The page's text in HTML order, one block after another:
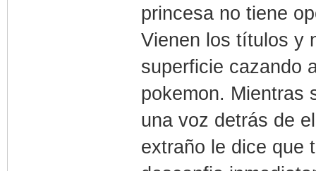
princesa no tiene
Vienen los títulos y
superficie cazando
pokemon. Mientras
una voz detrás de
extraño le dice que